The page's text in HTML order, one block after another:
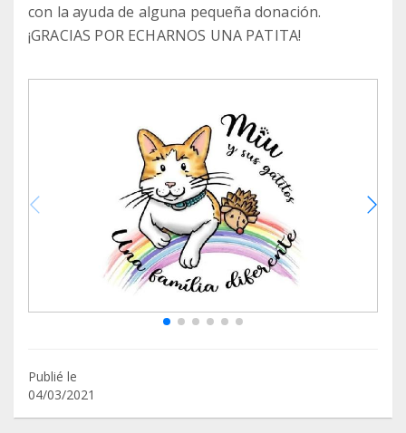
con la ayuda de alguna pequeña donación.
¡GRACIAS POR ECHARNOS UNA PATITA!
Publié le
04/03/2021